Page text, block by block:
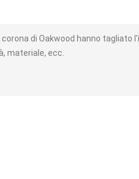
di Oakwood hanno tagliato
materiale, ecc.